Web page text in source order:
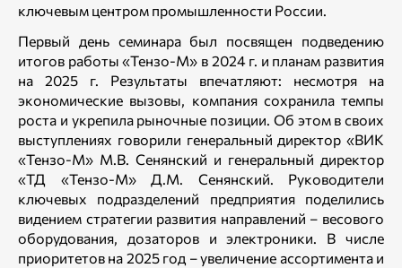
ключевым центром промышленности России.
Первый день семинара был посвящен подведению
итогов работы «Тензо-М» в 2024 г. и планам развития
на 2025 г. Результаты впечатляют: несмотря на
экономические вызовы, компания сохранила темпы
роста и укрепила рыночные позиции. Об этом в своих
выступлениях говорили генеральный директор «ВИК
«Тензо-М» М.В. Сенянский и генеральный директор
«ТД «Тензо-М» Д.М. Сенянский. Руководители
ключевых подразделений предприятия поделились
видением стратегии развития направлений – весового
оборудования, дозаторов и электроники. В числе
приоритетов на 2025 год – увеличение ассортимента и